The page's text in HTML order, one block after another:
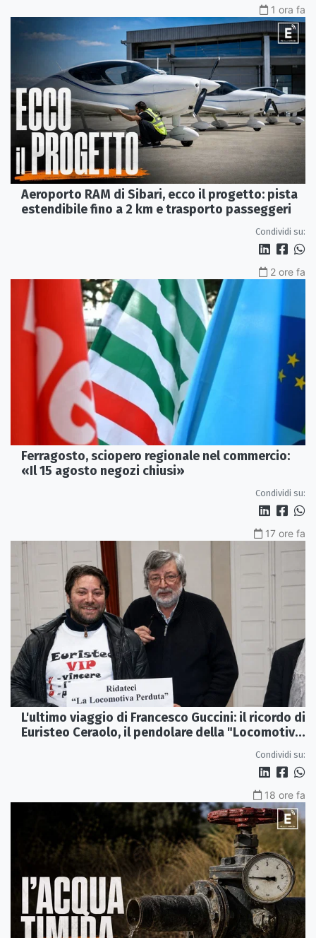
1 ora fa
Aeroporto RAM di Sibari, ecco il progetto: pista
estendibile fino a 2 km e trasporto passeggeri
Condividi su:
2 ore fa
Ferragosto, sciopero regionale nel commercio:
«Il 15 agosto negozi chiusi»
Condividi su:
17 ore fa
L'ultimo viaggio di Francesco Guccini: il ricordo di
Euristeo Ceraolo, il pendolare della "Locomotiva
Condividi su:
18 ore fa